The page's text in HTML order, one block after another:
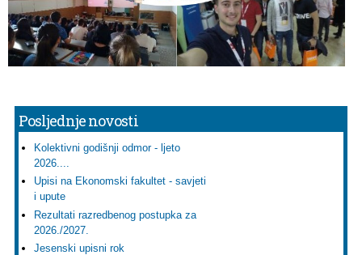
Posljednje novosti
Kolektivni godišnji odmor - ljeto
2026....
Upisi na Ekonomski fakultet - savjeti
i upute
Rezultati razredbenog postupka za
2026./2027.
Jesenski upisni rok